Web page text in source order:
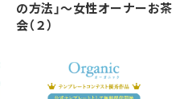
の方法」～女性オーナーお茶
会（２）